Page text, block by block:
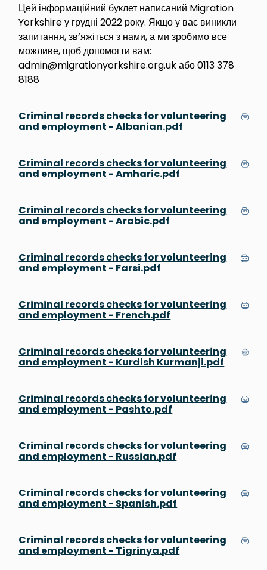
Цей інформаційний буклет написаний Migration
Yorkshire у грудні 2022 року. Якщо у вас виникли
запитання, зв’яжіться з нами, а ми зробимо все
можливе, щоб допомогти вам:
admin@migrationyorkshire.org.uk або 0113 378
8188
Criminal records checks for volunteering
and employment - Albanian.pdf
Criminal records checks for volunteering
and employment - Amharic.pdf
Criminal records checks for volunteering
and employment - Arabic.pdf
Criminal records checks for volunteering
and employment - Farsi.pdf
Criminal records checks for volunteering
and employment - French.pdf
Criminal records checks for volunteering
and employment - Kurdish Kurmanji.pdf
Criminal records checks for volunteering
and employment - Pashto.pdf
Criminal records checks for volunteering
and employment - Russian.pdf
Criminal records checks for volunteering
and employment - Spanish.pdf
Criminal records checks for volunteering
and employment - Tigrinya.pdf